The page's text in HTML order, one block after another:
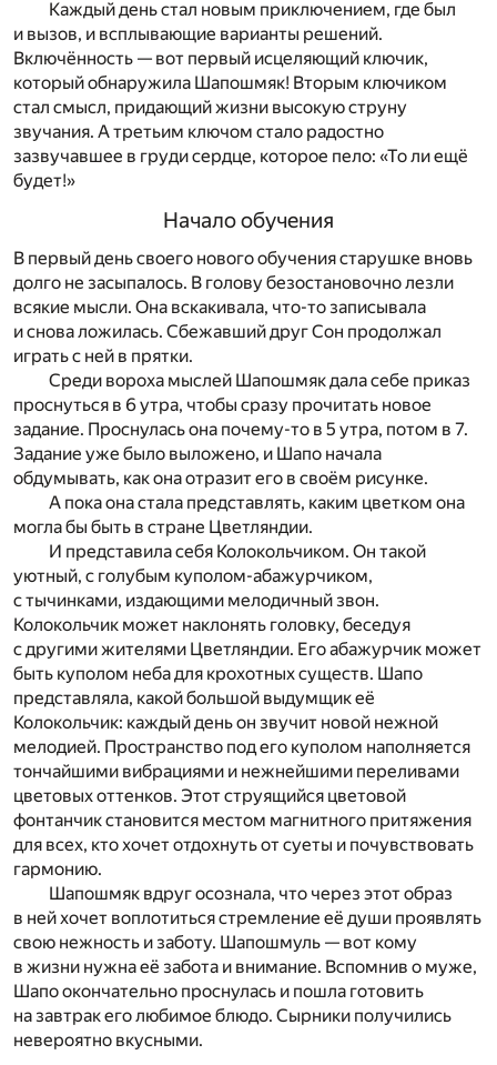
Каждый день стал новым приключением, где был
и вызов, и всплывающие варианты решений.
Включённость — вот первый исцеляющий ключик,
который обнаружила Шапошмяк! Вторым ключиком
стал смысл, придающий жизни высокую струну
звучания. А третьим ключом стало радостно
зазвучавшее в груди сердце, которое пело: «То ли ещё
будет!»
Начало обучения
В первый день своего нового обучения старушке вновь
долго не засыпалось. В голову безостановочно лезли
всякие мысли. Она вскакивала, что-то записывала
и снова ложилась. Сбежавший друг Сон продолжал
играть с ней в прятки.
Среди вороха мыслей Шапошмяк дала себе приказ
проснуться в 6 утра, чтобы сразу прочитать новое
задание. Проснулась она почему-то в 5 утра, потом в 7.
Задание уже было выложено, и Шапо начала
обдумывать, как она отразит его в своём рисунке.
А пока она стала представлять, каким цветком она
могла бы быть в стране Цветляндии.
И представила себя Колокольчиком. Он такой
уютный, с голубым куполом-абажурчиком,
с тычинками, издающими мелодичный звон.
Колокольчик может наклонять головку, беседуя
с другими жителями Цветляндии. Его абажурчик может
быть куполом неба для крохотных существ. Шапо
представляла, какой большой выдумщик её
Колокольчик: каждый день он звучит новой нежной
мелодией. Пространство под его куполом наполняется
тончайшими вибрациями и нежнейшими переливами
цветовых оттенков. Этот струящийся цветовой
фонтанчик становится местом магнитного притяжения
для всех, кто хочет отдохнуть от суеты и почувствовать
гармонию.
Шапошмяк вдруг осознала, что через этот образ
в ней хочет воплотиться стремление её души проявлять
свою нежность и заботу. Шапошмуль — вот кому
в жизни нужна её забота и внимание. Вспомнив о муже,
Шапо окончательно проснулась и пошла готовить
на завтрак его любимое блюдо. Сырники получились
невероятно вкусными.